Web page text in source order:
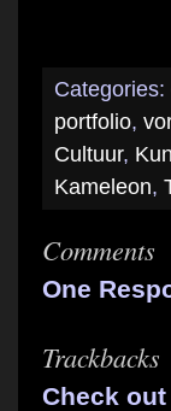
Categories:
portfolio,
Cultuur,
Kameleon,
Comments
One
Trackbacks
Check